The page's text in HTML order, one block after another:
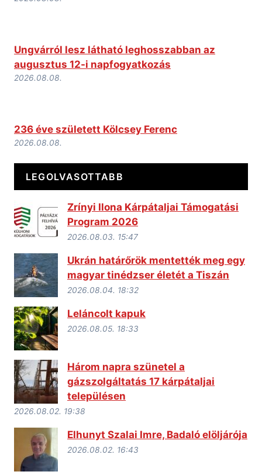
Ungvárról lesz látható leghosszabban az
augusztus 12-i napfogyatkozás
2026.08.08.
236 éve született Kölcsey Ferenc
2026.08.08.
LEGOLVASOTTABB
Zrínyi Ilona Kárpátaljai Támogatási
Program 2026
2026.08.03. 15:47
Ukrán határőrök mentették meg egy
magyar tinédzser életét a Tiszán
2026.08.04. 18:32
Leláncolt kapuk
2026.08.05. 18:33
Három napra szünetel a
gázszolgáltatás 17 kárpátaljai
településen
2026.08.02. 19:38
Elhunyt Szalai Imre, Badaló elöljárója
2026.08.02. 16:43